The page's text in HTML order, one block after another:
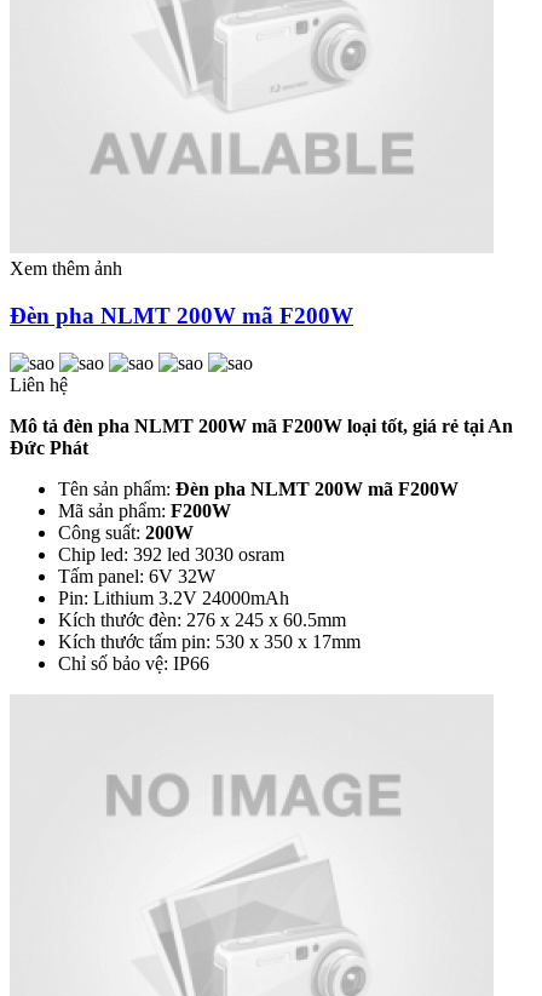
Xem thêm ảnh
Đèn pha NLMT 200W mã F200W
Liên hệ
Mô tả đèn pha NLMT 200W mã F200W loại tốt, giá rẻ tại An
Đức Phát
Tên sản phẩm: Đèn pha NLMT 200W mã F200W
Mã sản phẩm: F200W
Công suất: 200W
Chip led: 392 led 3030 osram
Tấm panel: 6V 32W
Pin: Lithium 3.2V 24000mAh
Kích thước đèn: 276 x 245 x 60.5mm
Kích thước tấm pin: 530 x 350 x 17mm
Chỉ số bảo vệ: IP66